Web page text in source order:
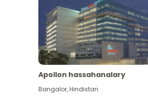
Apollon hassahanalary
Bangalor,Hindistan